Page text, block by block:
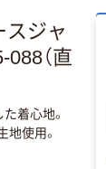
スジャ
（直
着心地。
使用。